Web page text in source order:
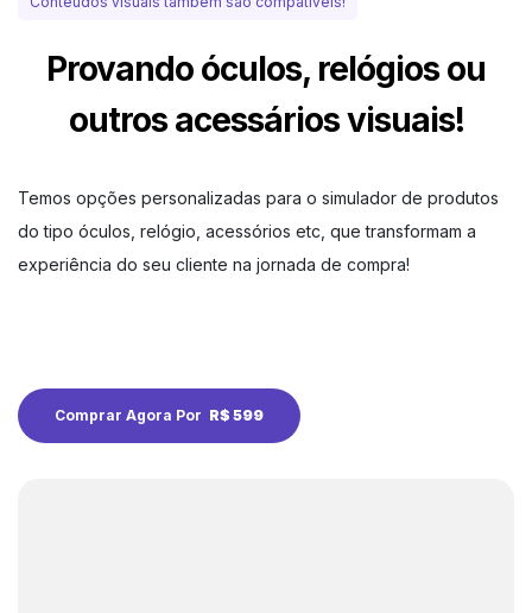
Provando óculos, relógios ou
outros acessários visuais!
Temos opções personalizadas para o simulador de produtos
do tipo óculos, relógio, acessórios etc, que transformam a
experiência do seu cliente na jornada de compra!
Comprar Agora Por R$ 599